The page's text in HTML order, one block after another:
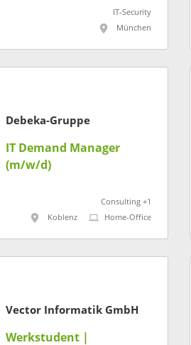
IT-Security
München
Debeka-Gruppe
IT Demand Manager
(m/w/d)
Consulting +1
Koblenz
Home-Office
Vector Informatik GmbH
Werkstudent |